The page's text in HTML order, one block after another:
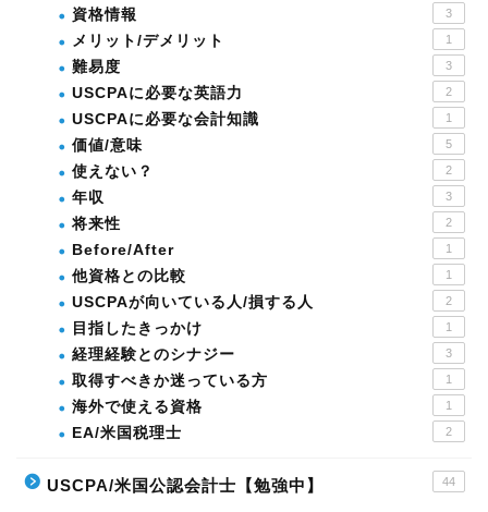
資格情報 3
メリット/デメリット 1
難易度 3
USCPAに必要な英語力 2
USCPAに必要な会計知識 1
価値/意味 5
使えない？ 2
年収 3
将来性 2
Before/After 1
他資格との比較 1
USCPAが向いている人/損する人 2
目指したきっかけ 1
経理経験とのシナジー 3
取得すべきか迷っている方 1
海外で使える資格 1
EA/米国税理士 2
USCPA/米国公認会計士【勉強中】 44